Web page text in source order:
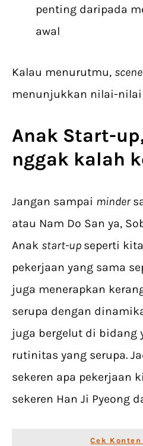
penting daripada
awal
Kalau menurutmu, scene
menunjukkan nilai-nilai
Anak Start-
nggak kalah
Jangan sampai minder
atau Nam Do San ya,
Anak start-up seperti
pekerjaan yang sama
juga menerapkan
serupa dengan
juga bergelut di bidang
rutinitas yang serupa.
sekeren apa pekerjaan
sekeren Han Ji Pyeong
Cek